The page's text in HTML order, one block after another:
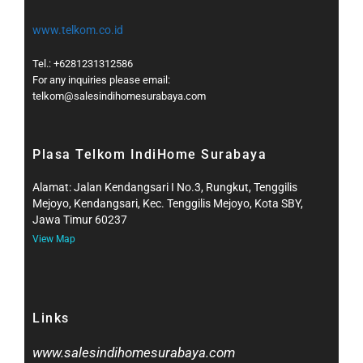
www.telkom.co.id
Tel.: +6281231312586
For any inquiries please email:
telkom@salesindihomesurabaya.com​
Plasa Telkom IndiHome Surabaya
Alamat: Jalan Kendangsari I No.3, Rungkut, Tenggilis
Mejoyo, Kendangsari, Kec. Tenggilis Mejoyo, Kota SBY,
Jawa Timur 60237
View Map
Links
www.salesindihomesurabaya.com​